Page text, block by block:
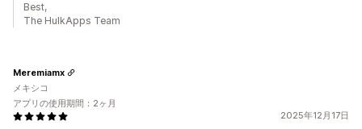
Best,
The HulkApps Team
2025年12月17日
Meremiamx
メキシコ
アプリの使用期間：2ヶ月